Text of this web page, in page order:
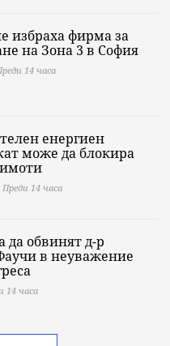
избраха фирма за
на Зона 3 в София
14 часа
енергиен
може да блокира
Преди 14 часа
да обвинят д-р
в неуважение
14 часа